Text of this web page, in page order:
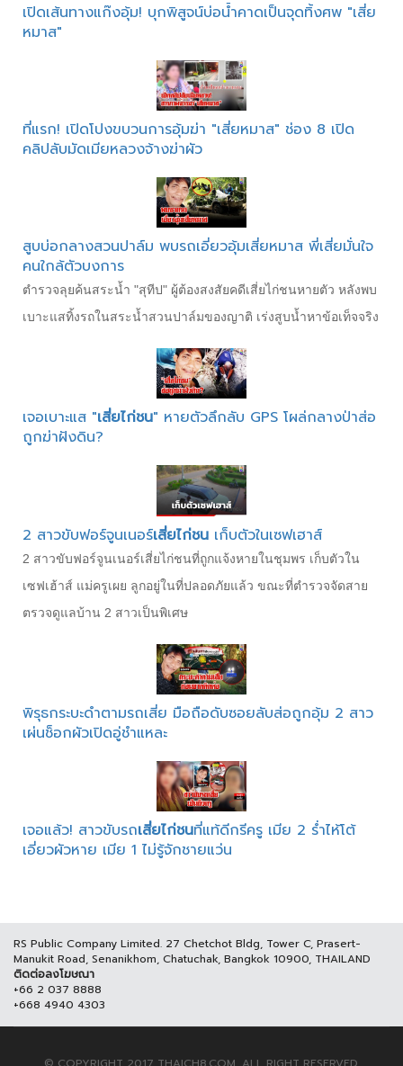
เปิดเส้นทางแก๊งอุ้ม! บุกพิสูจน์บ่อน้ำคาดเป็นจุดทิ้งศพ "เสี่ย
หมาส"
ที่แรก! เปิดโปงขบวนการอุ้มฆ่า "เสี่ยหมาส" ช่อง 8 เปิด
คลิปลับมัดเมียหลวงจ้างฆ่าผัว
สูบบ่อกลางสวนปาล์ม พบรถเอี่ยวอุ้มเสี่ยหมาส พี่เสี่ยมั่นใจ
คนใกล้ตัวบงการ
ตำรวจลุยค้นสระน้ำ "สุทีป" ผู้ต้องสงสัยคดีเสี่ยไก่ชนหายตัว หลังพบ
เบาะแสทิ้งรถในสระน้ำสวนปาล์มของญาติ เร่งสูบน้ำหาข้อเท็จจริง
เจอเบาะแส "เสี่ยไก่ชน" หายตัวลึกลับ GPS โผล่กลางป่าส่อ
ถูกฆ่าฝังดิน?
2 สาวขับฟอร์จูนเนอร์เสี่ยไก่ชน เก็บตัวในเซฟเฮาส์
2 สาวขับฟอร์จูนเนอร์เสี่ยไก่ชนที่ถูกแจ้งหายในชุมพร เก็บตัวใน
เซฟเฮ้าส์ แม่ครูเผย ลูกอยู่ในที่ปลอดภัยแล้ว ขณะที่ตำรวจจัดสาย
ตรวจดูแลบ้าน 2 สาวเป็นพิเศษ
พิรุธกระบะดำตามรถเสี่ย มือถือดับซอยลับส่อถูกอุ้ม 2 สาว
เผ่นช็อกผัวเปิดอู่ชำแหละ
เจอแล้ว! สาวขับรถเสี่ยไก่ชนที่แท้ดีกรีครู เมีย 2 ร่ำไห้โต้
เอี่ยวผัวหาย เมีย 1 ไม่รู้จักชายแว่น
RS Public Company Limited. 27 Chetchot Bldg, Tower C, Prasert-
Manukit Road, Senanikhom, Chatuchak, Bangkok 10900, THAILAND
ติดต่อลงโฆษณา
+66 2 037 8888
+668 4940 4303